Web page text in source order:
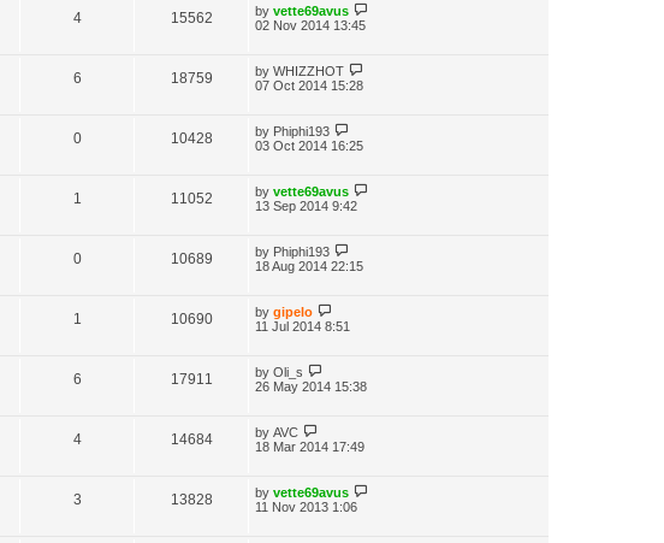
4 15562 by vette69avus
02 Nov 2014 13:45
6 18759 by WHIZZHOT
07 Oct 2014 15:28
0 10428 by Phiphi193
03 Oct 2014 16:25
1 11052 by vette69avus
13 Sep 2014 9:42
0 10689 by Phiphi193
18 Aug 2014 22:15
1 10690 by gipelo
11 Jul 2014 8:51
6 17911 by Oli_s
26 May 2014 15:38
4 14684 by AVC
18 Mar 2014 17:49
3 13828 by vette69avus
11 Nov 2013 1:06